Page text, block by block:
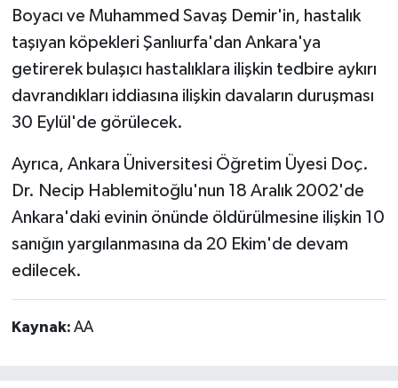
Boyacı ve Muhammed Savaş Demir'in, hastalık
taşıyan köpekleri Şanlıurfa'dan Ankara'ya
getirerek bulaşıcı hastalıklara ilişkin tedbire aykırı
davrandıkları iddiasına ilişkin davaların duruşması
30 Eylül'de görülecek.
Ayrıca, Ankara Üniversitesi Öğretim Üyesi Doç.
Dr. Necip Hablemitoğlu'nun 18 Aralık 2002'de
Ankara'daki evinin önünde öldürülmesine ilişkin 10
sanığın yargılanmasına da 20 Ekim'de devam
edilecek.
Kaynak: AA